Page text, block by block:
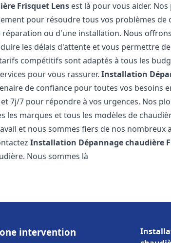
Frisquet Lens est là pour vous aider.
pour résoudre tous vos problèmes de
réparation ou d'une installation. Nous
les délais d'attente et vous permettre
compétitifs sont adaptés à tous les
pour vous rassurer.Installation
de confiance pour toutes vos besoins
7j/7 pour répondre à vos urgences. Nos
les marques et tous les modèles de
et nous sommes fiers de nos nombreux
Installation Dépannage chaudière
Nous sommes là
intervention